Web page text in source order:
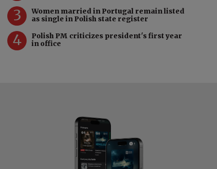
3
Women married in Portugal remain listed
as single in Polish state register
4
Polish PM criticizes president's first year
in office